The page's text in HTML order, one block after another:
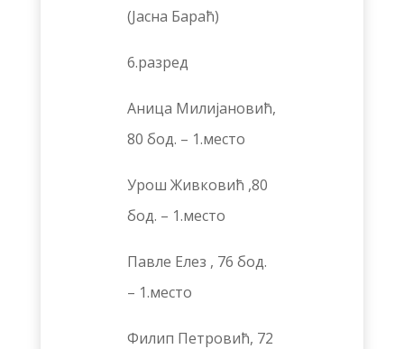
(Јасна Бараћ)
6.разред
Аница Милијановић,
80 бод. – 1.место
Урош Живковић ,80
бод. – 1.место
Павле Елез , 76 бод.
– 1.место
Филип Петровић, 72